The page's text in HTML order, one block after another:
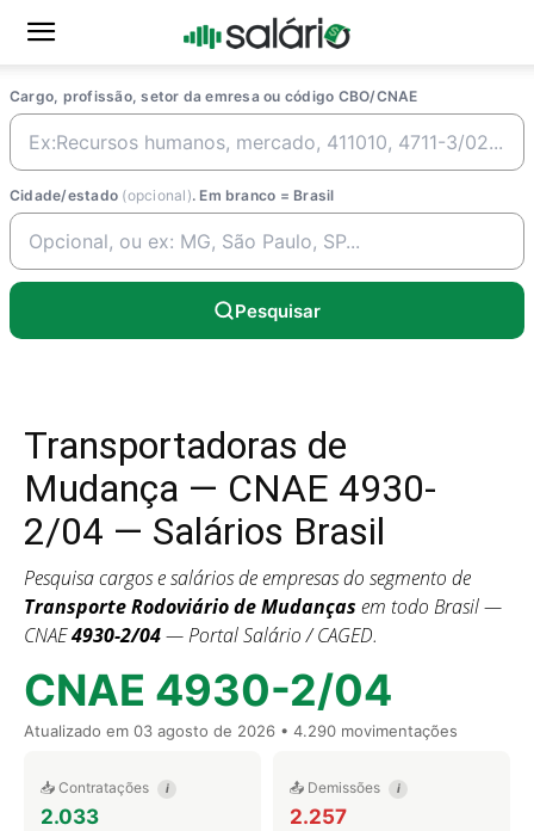
Cargo, profissão, setor da emresa ou código CBO/CNAE
Cidade/estado (opcional). Em branco = Brasil
Pesquisar
Transportadoras de
Mudança — CNAE 4930-
2/04 — Salários Brasil
Pesquisa cargos e salários de empresas do segmento de
Transporte Rodoviário de Mudanças em todo Brasil —
CNAE4930-2/04— Portal Salário / CAGED.
CNAE 4930-2/04
Atualizado em 03 agosto de 2026 • 4.290 movimentações
📥 Contratações i
2.033
📤 Demissões i
2.257